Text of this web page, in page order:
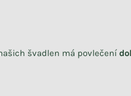
švadlen má povlečení